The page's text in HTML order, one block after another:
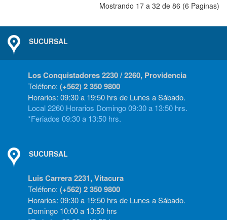
Mostrando 17 a 32 de 86 (6 Paginas)
SUCURSAL
Los Conquistadores 2230 / 2260, Providencia
Teléfono: (+562) 2 350 9800
Horarios: 09:30 a 19:50 hrs de Lunes a Sábado.
Local 2260 Horarios Domingo 09:30 a 13:50 hrs.
*Feriados 09:30 a 13:50 hrs.
SUCURSAL
Luis Carrera 2231, Vitacura
Teléfono: (+562) 2 350 9800
Horarios: 09:30 a 19:50 hrs de Lunes a Sábado.
Domingo 10:00 a 13:50 hrs